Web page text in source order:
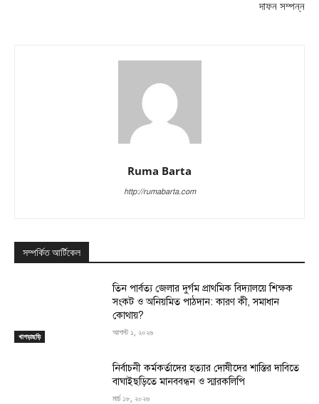
দাফন সম্পন্ন
Ruma Barta
http://rumabarta.com
সম্পর্কিত আর্টিকেল
খাগড়াছড়ি
তিন পার্বত্য জেলার দুর্গম প্রাথমিক বিদ্যালয়ে শিক্ষক
সংকট ও অনিয়মিত পাঠদান: কারণ কী, সমাধান
কোথায়?
আগস্ট ১, ২০২৬
নির্বাচনী কর্মকর্তাদের হত্যার দোষীদের শাস্তির দাবিতে
বাঘাইছড়িতে মানববন্ধন ও স্মারকলিপি
মার্চ ১৮, ২০২৬